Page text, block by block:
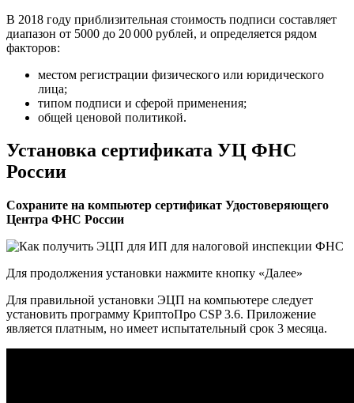
В 2018 году приблизительная стоимость подписи составляет
диапазон от 5000 до 20 000 рублей, и определяется рядом
факторов:
местом регистрации физического или юридического
лица;
типом подписи и сферой применения;
общей ценовой политикой.
Установка сертификата УЦ ФНС
России
Сохраните на компьютер сертификат Удостоверяющего
Центра ФНС России
Для продолжения установки нажмите кнопку «Далее»
Для правильной установки ЭЦП на компьютере следует
установить программу КриптоПро CSP 3.6. Приложение
является платным, но имеет испытательный срок 3 месяца.